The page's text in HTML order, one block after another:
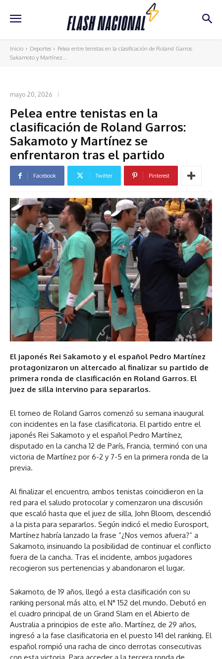
Inicio Deportes
Pelea entre tenistas en la clasificación de Roland Garros:
Sakamoto y Martínez...
mayo 20, 2026
Pelea entre tenistas en la
clasificación de Roland Garros:
Sakamoto y Martínez se
enfrentaron tras el partido
Facebook Twitter Pinterest
El japonés Rei Sakamoto y el español Pedro Martínez
protagonizaron un altercado al finalizar su partido de
primera ronda de clasificación en Roland Garros. El
juez de silla intervino para separarlos.
El torneo de Roland Garros comenzó su semana inaugural
con incidentes en la fase clasificatoria. El partido entre el
japonés Rei Sakamoto y el español Pedro Martínez,
disputado en la cancha 12 de París, Francia, terminó con una
victoria de Martínez por 6-2 y 7-5 en la primera ronda de la
previa.
Al finalizar el encuentro, ambos tenistas coincidieron en la
red para el saludo protocolar y comenzaron una discusión
que escaló hasta que el juez de silla, John Bloom, descendió
a la pista para separarlos. Según indicó el medio Eurosport,
Martínez habría lanzado la frase “¿Nos vemos afuera?” a
Sakamoto, insinuando la posibilidad de continuar el conflicto
fuera de la cancha. Tras el incidente, ambos jugadores
recogieron sus pertenencias y abandonaron el lugar.
Sakamoto, de 19 años, llegó a esta clasificación con su
ranking personal más alto, el N° 152 del mundo. Debutó en
el cuadro principal de un Grand Slam en el Abierto de
Australia a principios de este año. Martínez, de 29 años,
ingresó a la fase clasificatoria en el puesto 141 del ranking. El
español rompió una racha de cinco derrotas consecutivas